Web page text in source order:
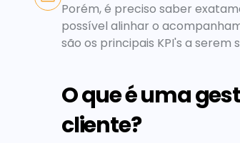
Porém, é preciso saber
possível alinhar o
são os principais KPI's a serem
O que é uma
cliente?